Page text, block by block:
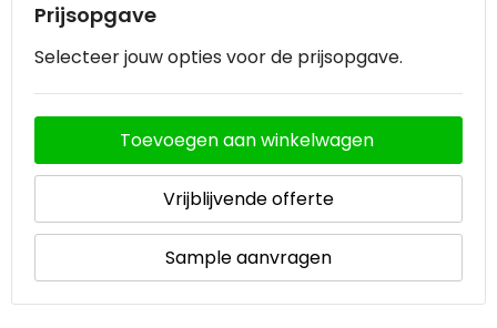
Prijsopgave
Selecteer jouw opties voor de prijsopgave.
Toevoegen aan winkelwagen
Vrijblijvende offerte
Sample aanvragen